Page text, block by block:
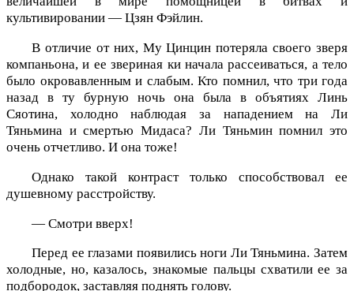
культивировании — Цзян Фэйлин.
В отличие от них, Му Цинцин потеряла своего зверя
компаньона, и ее звериная ки начала рассеиваться, а тело
было окровавленным и слабым. Кто помнил, что три года
назад в ту бурную ночь она была в объятиях Линь
Сяотина, холодно наблюдая за нападением на Ли
Тяньмина и смертью Мидаса? Ли Тяньмин помнил это
очень отчетливо. И она тоже!
Однако такой контраст только способствовал ее
душевному расстройству.
— Смотри вверх!
Перед ее глазами появились ноги Ли Тяньмина. Затем
холодные, но, казалось, знакомые пальцы схватили ее за
подбородок, заставляя поднять голову.